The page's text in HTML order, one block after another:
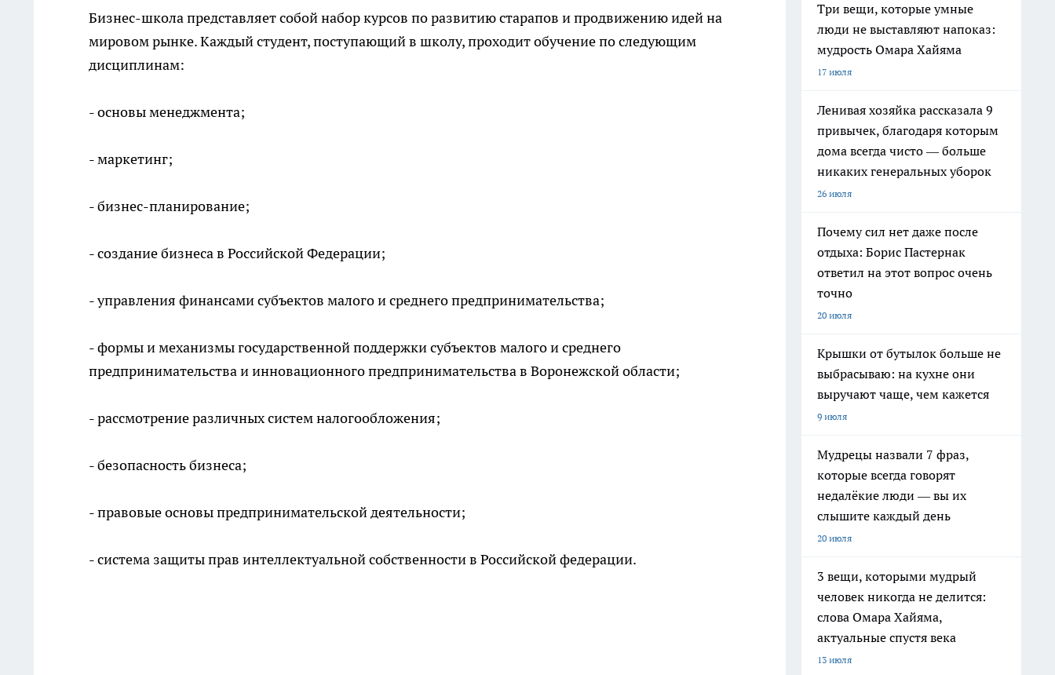
Бизнес-школа представляет собой набор курсов по развитию старапов и продвижению идей на
мировом рынке. Каждый студент, поступающий в школу, проходит обучение по следующим
дисциплинам:
- основы менеджмента;
- маркетинг;
- бизнес-планирование;
- создание бизнеса в Российской Федерации;
- управления финансами субъектов малого и среднего предпринимательства;
- формы и механизмы государственной поддержки субъектов малого и среднего
предпринимательства и инновационного предпринимательства в Воронежской области;
- рассмотрение различных систем налогообложения;
- безопасность бизнеса;
- правовые основы предпринимательской деятельности;
- система защиты прав интеллектуальной собственности в Российской федерации.
Три вещи, которые умные
люди не выставляют напоказ:
мудрость Омара Хайяма
17 июля
Ленивая хозяйка рассказала 9
привычек, благодаря которым
дома всегда чисто — больше
никаких генеральных уборок
26 июля
Почему сил нет даже после
отдыха: Борис Пастернак
ответил на этот вопрос очень
точно
20 июля
Крышки от бутылок больше не
выбрасываю: на кухне они
выручают чаще, чем кажется
9 июля
Мудрецы назвали 7 фраз,
которые всегда говорят
недалёкие люди — вы их
слышите каждый день
20 июля
3 вещи, которыми мудрый
человек никогда не делится:
слова Омара Хайяма,
актуальные спустя века
13 июля